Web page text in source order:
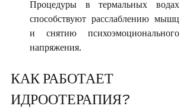
Процедуры в термальных водах
способствуют расслаблению мышц
и снятию психоэмоционального
напряжения.
КАК РАБОТАЕТ
ИДРООТЕРАПИЯ?